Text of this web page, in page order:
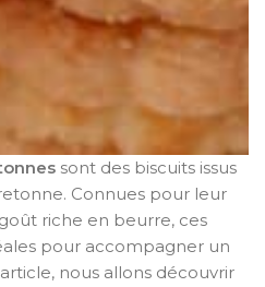
sont des biscuits issus
Connues pour leur
riche en beurre, ces
pour accompagner un
nous allons découvrir